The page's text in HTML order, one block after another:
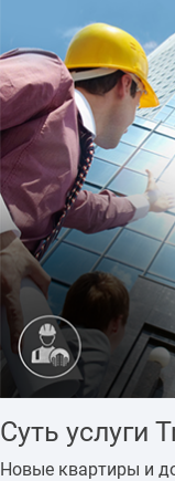
Суть услуги
Новые квартиры и